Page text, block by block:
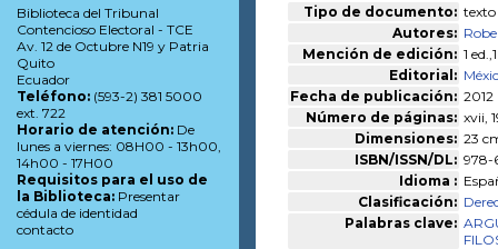
Tipo de documento:
Autores:
Mención de edición: 1
Editorial:
Fecha de publicación: 2012
Número de páginas: xvii,
Dimensiones: 23
ISBN/ISSN/DL: 978-
Idioma :
Clasificación:
Palabras clave:
Biblioteca del Tribunal
Contencioso Electoral - TCE
Av. 12 de Octubre N19 y Patria
Quito
Ecuador
Teléfono: (593-2) 381 5000
ext. 722
Horario de atención: De
lunes a viernes: 08H00 - 13h00,
14h00 - 17H00
Requisitos para el uso de
la Biblioteca: Presentar
cédula de identidad
contacto